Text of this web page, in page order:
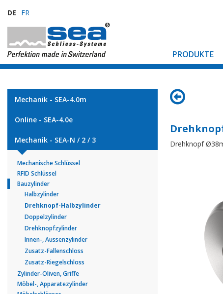
DE FR
PRODUKTE
Mechanik - SEA-4.0m
Online - SEA-4.0e
Mechanik - SEA-N / 2 / 3
Mechanische Schlüssel
RFID Schlüssel
Bauzylinder
Halbzylinder
Drehknopf-Halbzylinder
Doppelzylinder
Drehknopfzylinder
Innen-, Aussenzylinder
Zusatz-Fallenschloss
Zusatz-Riegelschloss
Zylinder-Oliven, Griffe
Möbel-, Apparatezylinder
Drehknopf